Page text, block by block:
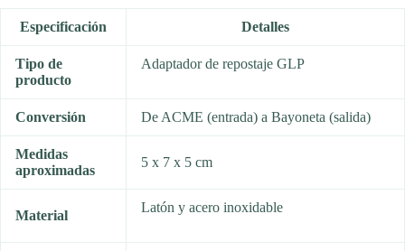
Especificación Detalles
Tipo de
producto
Adaptador de repostaje GLP
Conversión De ACME (entrada) a Bayoneta (salida)
Medidas
aproximadas
5 x 7 x 5 cm
Material
Latón y acero inoxidable